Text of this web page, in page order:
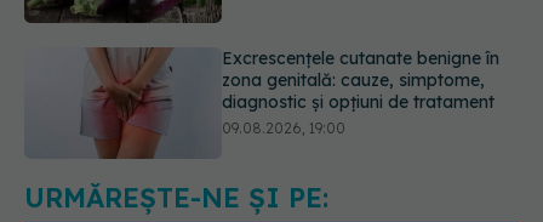
Sânii densi sau antecedente
familiale de cancer mamar? De ce
riscul ar putea conta mai mult decât
10.08.2026, 09:43
URMĂREȘTE-NE ȘI PE: